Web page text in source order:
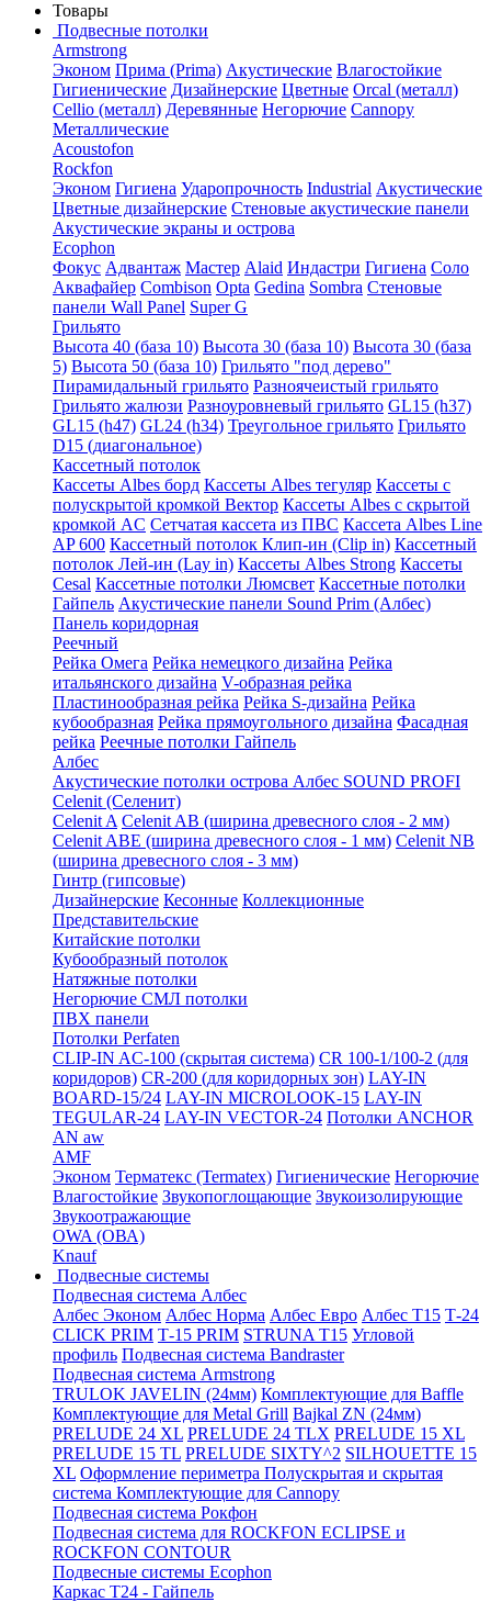
Товары
Подвесные потолки
Armstrong
Эконом Прима (Prima) Акустические Влагостойкие
Гигиенические Дизайнерские Цветные Orcal (металл)
Cellio (металл) Деревянные Негорючие Cannopy
Металлические
Acoustofon
Rockfon
Эконом Гигиена Ударопрочность Industrial Акустические
Цветные дизайнерские Стеновые акустические панели
Акустические экраны и острова
Ecophon
Фокус Адвантаж Мастер Alaid Индастри Гигиена Соло
Аквафайер Combison Opta Gedina Sombra Стеновые
панели Wall Panel Super G
Грильято
Высота 40 (база 10) Высота 30 (база 10) Высота 30 (база
5) Высота 50 (база 10) Грильято "под дерево"
Пирамидальный грильято Разноячеистый грильято
Грильято жалюзи Разноуровневый грильято GL15 (h37)
GL15 (h47) GL24 (h34) Треугольное грильято Грильято
D15 (диагональное)
Кассетный потолок
Кассеты Albes борд Кассеты Albes тегуляр Кассеты с
полускрытой кромкой Вектор Кассеты Albes с скрытой
кромкой AC Сетчатая кассета из ПВС Кассета Albes Line
AP 600 Кассетный потолок Клип-ин (Clip in) Кассетный
потолок Лей-ин (Lay in) Кассеты Albes Strong Кассеты
Cesal Кассетные потолки Люмсвет Кассетные потолки
Гайпель Акустические панели Sound Prim (Албес)
Панель коридорная
Реечный
Рейка Омега Рейка немецкого дизайна Рейка
итальянского дизайна V-образная рейка
Пластинообразная рейка Рейка S-дизайна Рейка
кубообразная Рейка прямоугольного дизайна Фасадная
рейка Реечные потолки Гайпель
Албес
Акустические потолки острова Албес SOUND PROFI
Celenit (Селенит)
Celenit A Celenit AB (ширина древесного слоя - 2 мм)
Celenit ABE (ширина древесного слоя - 1 мм) Celenit NB
(ширина древесного слоя - 3 мм)
Гинтр (гипсовые)
Дизайнерские Кесонные Коллекционные
Представительские
Китайские потолки
Кубообразный потолок
Натяжные потолки
Негорючие СМЛ потолки
ПВХ панели
Потолки Perfaten
CLIP-IN AC-100 (скрытая система) CR 100-1/100-2 (для
коридоров) CR-200 (для коридорных зон) LAY-IN
BOARD-15/24 LAY-IN MICROLOOK-15 LAY-IN
TEGULAR-24 LAY-IN VECTOR-24 Потолки ANCHOR
AN aw
AMF
Эконом Терматекс (Termatex) Гигиенические Негорючие
Влагостойкие Звукопоглощающие Звукоизолирующие
Звукоотражающие
OWA (ОВА)
Knauf
Подвесные системы
Подвесная система Албес
Албес Эконом Албес Норма Албес Евро Албес T15 Т-24
CLICK PRIM Т-15 PRIM STRUNA Т15 Угловой
профиль Подвесная система Bandraster
Подвесная система Armstrong
TRULOK JAVELIN (24мм) Комплектующие для Baffle
Комплектующие для Metal Grill Bajkal ZN (24мм)
PRELUDE 24 XL PRELUDE 24 TLX PRELUDE 15 XL
PRELUDE 15 TL PRELUDE SIXTY^2 SILHOUETTE 15
XL Оформление периметра Полускрытая и скрытая
система Комплектующие для Cannopy
Подвесная система Рокфон
Подвесная система для ROCKFON ECLIPSE и
ROCKFON CONTOUR
Подвесные системы Ecophon
Каркас Т24 - Гайпель